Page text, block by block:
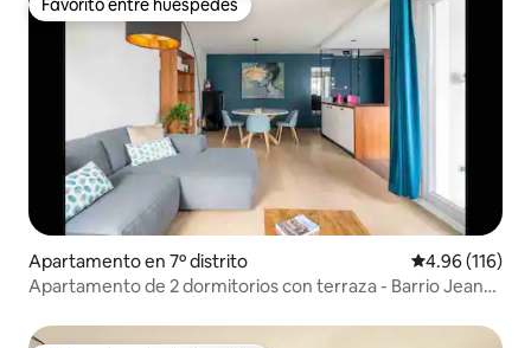
Favorito entre huéspedes
Apartamento en 7º distrito Calificación
4.96 (116)
Apartamento de 2 dormitorios con terraza - Barrio Jean